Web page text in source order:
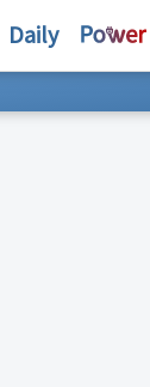
Daily